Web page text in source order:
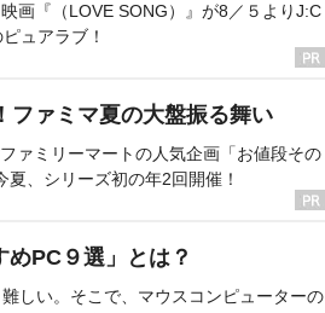
画『（LOVE SONG）』が8／５よりJ:C
ュアラブ！
ファミマ夏の大盤振る舞い
ァミリーマートの人気企画「お値段その
、シリーズ初の年2回開催！
PC９選」とは？
しい。そこで、マウスコンピューターの